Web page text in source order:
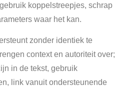
koppelstreepjes, schrap
waar het kan.
zonder identiek te
context en autoriteit over;
in de tekst, gebruik
link vanuit ondersteunende